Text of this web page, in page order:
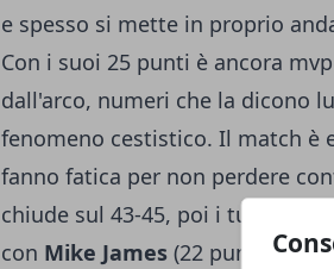
e spesso si mette in proprio
Con i suoi 25 punti è ancora
dall'arco, numeri che la dicono
fenomeno cestistico. Il match è
fanno fatica per non perdere
chiude sul 43-45, poi i turchi
con Mike James (22 punti)